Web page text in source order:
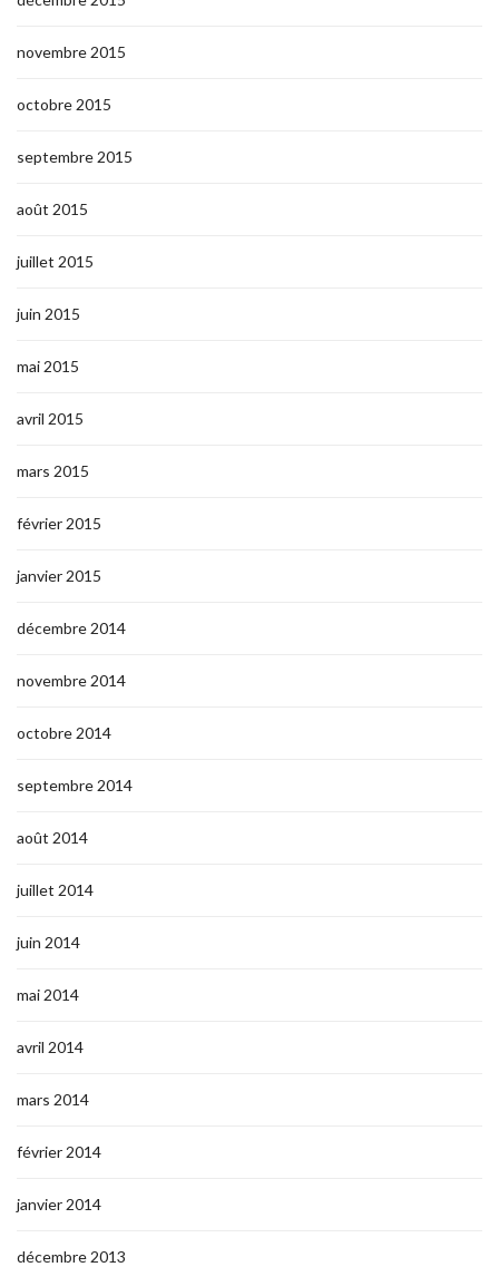
novembre 2015
octobre 2015
septembre 2015
août 2015
juillet 2015
juin 2015
mai 2015
avril 2015
mars 2015
février 2015
janvier 2015
décembre 2014
novembre 2014
octobre 2014
septembre 2014
août 2014
juillet 2014
juin 2014
mai 2014
avril 2014
mars 2014
février 2014
janvier 2014
décembre 2013